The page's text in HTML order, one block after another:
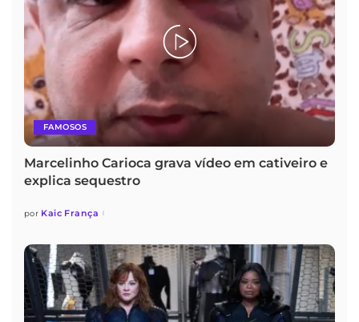
FAMOSOS
Marcelinho Carioca grava vídeo em cativeiro e
explica sequestro
por Kaic França